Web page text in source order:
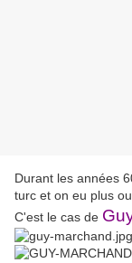
Durant les années
turc et on eu plus
C'est le cas de